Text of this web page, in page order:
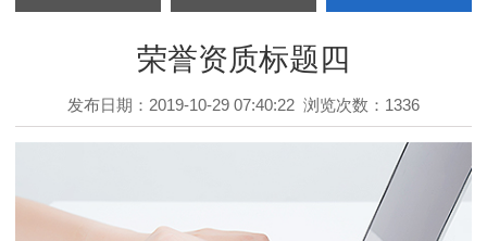
荣誉资质标题四
发布日期：2019-10-29 07:40:22 浏览次数：1336